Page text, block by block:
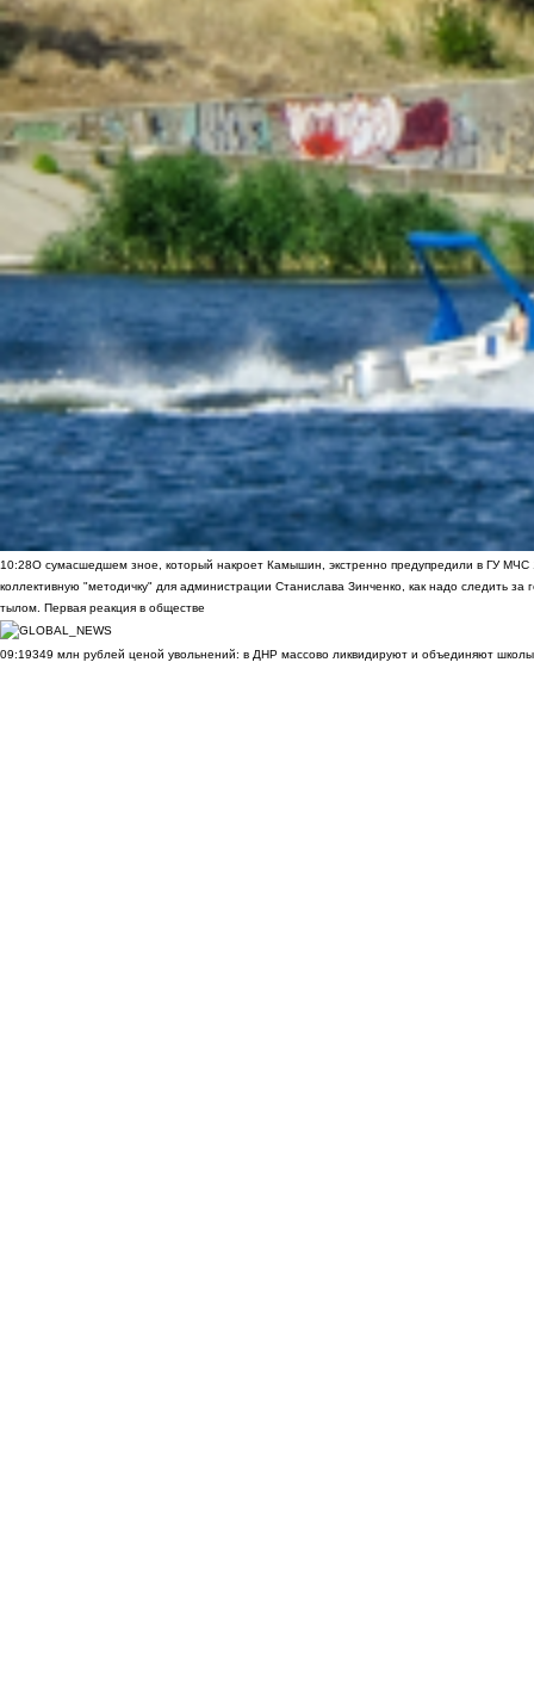
10:28О сумасшедшем зное, который накроет Камышин, экстренно предупредили в ГУ МЧС
коллективную "методичку" для администрации Станислава Зинченко, как надо следить за
тылом. Первая реакция в обществе
09:19349 млн рублей ценой увольнений: в ДНР массово ликвидируют и объединяют